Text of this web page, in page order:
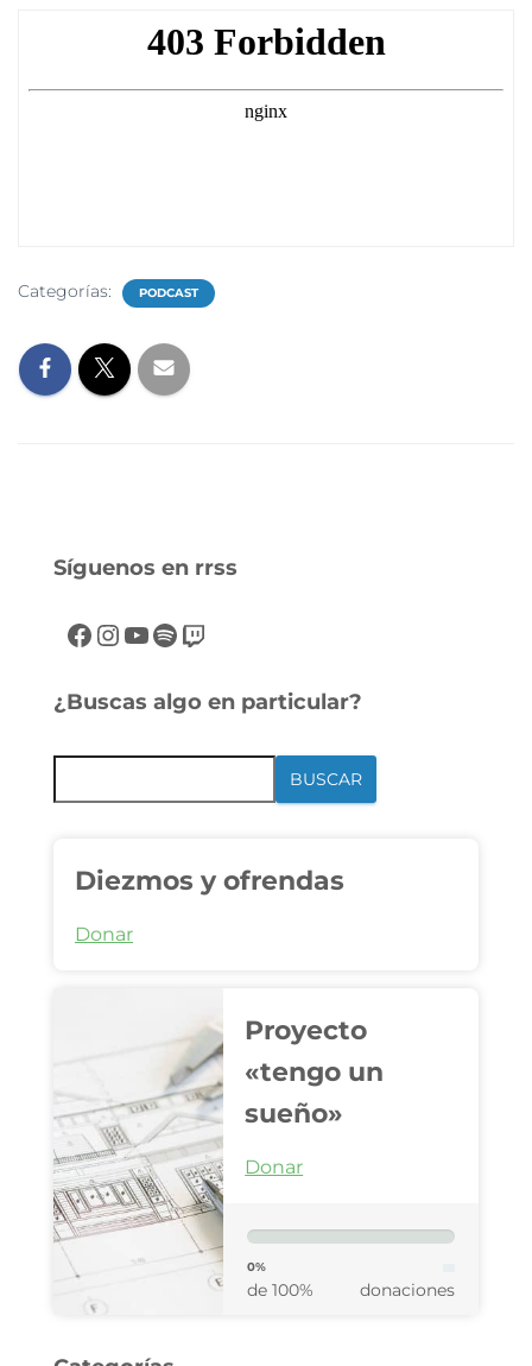
Categorías: PODCAST
Síguenos en rrss
¿Buscas algo en particular?
BUSCAR
Diezmos y ofrendas
Donar
Proyecto
«tengo un
sueño»
Donar
0%
de 100% donaciones